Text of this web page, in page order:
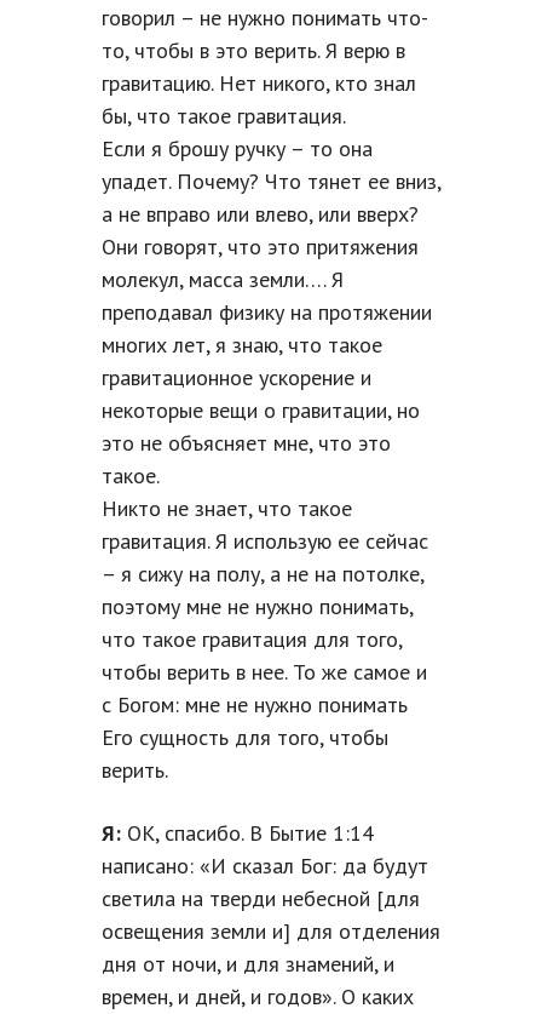
говорил – не нужно понимать что-
то, чтобы в это верить. Я верю в
гравитацию. Нет никого, кто знал
бы, что такое гравитация.
Если я брошу ручку – то она
упадет. Почему? Что тянет ее вниз,
а не вправо или влево, или вверх?
Они говорят, что это притяжения
молекул, масса земли…. Я
преподавал физику на протяжении
многих лет, я знаю, что такое
гравитационное ускорение и
некоторые вещи о гравитации, но
это не объясняет мне, что это
такое.
Никто не знает, что такое
гравитация. Я использую ее сейчас
– я сижу на полу, а не на потолке,
поэтому мне не нужно понимать,
что такое гравитация для того,
чтобы верить в нее. То же самое и
с Богом: мне не нужно понимать
Его сущность для того, чтобы
верить.
Я: ОК, спасибо. В Бытие 1:14
написано: «И сказал Бог: да будут
светила на тверди небесной [для
освещения земли и] для отделения
дня от ночи, и для знамений, и
времен, и дней, и годов». О каких